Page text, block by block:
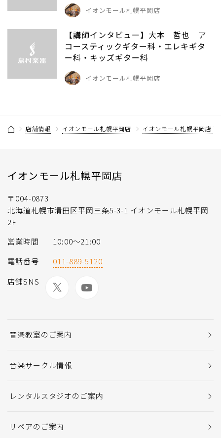
イオンモール札幌平岡店
【講師インタビュー】大本 哲也 ア
コースティックギター科・エレキギタ
ー科・キッズギター科
イオンモール札幌平岡店
店舗情報 イオンモール札幌平岡店 イオンモール札幌平岡店
イオンモール札幌平岡店
〒004-0873
北海道札幌市清田区平岡三条5-3-1 イオンモール札幌平岡
2F
営業時間
10:00～21:00
電話番号
011-889-5120
店舗SNS
音楽教室のご案内
音楽サークル情報
レンタルスタジオのご案内
リペアのご案内